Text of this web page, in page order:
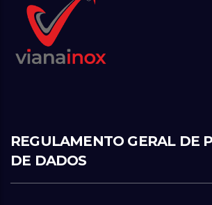
REGULAMENTO GERAL DE
DE DADOS